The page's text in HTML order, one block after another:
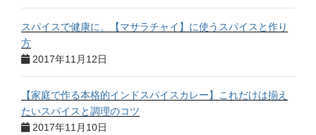
スパイスで健康に。【マサラチャイ】に使うスパイスと作り
方
2017年11月12日
【家庭で作る本格的インドスパイスカレー】これだけは揃え
たいスパイスと調理のコツ
2017年11月10日